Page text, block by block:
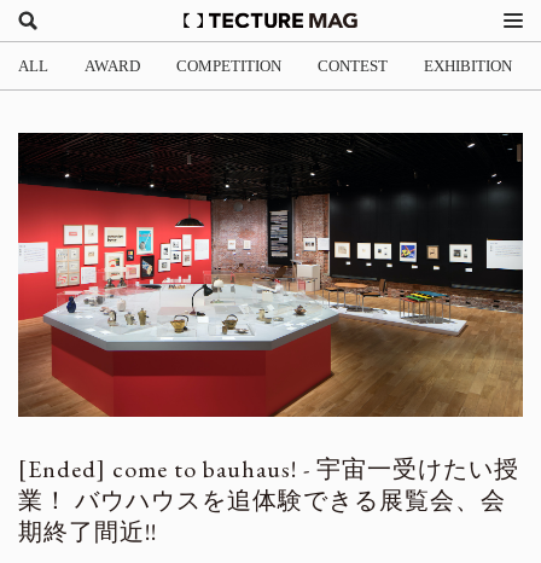
ALL AWARD COMPETITION CONTEST EXHIBITION
come to bauhaus! - 宇宙一受けたい授
業！ バウハウスを追体験できる展覧会、会
期終了間近!!